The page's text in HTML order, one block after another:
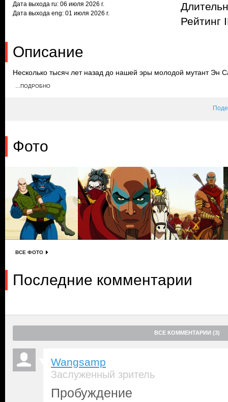
Дата выхода ru: 06 июля 2026 г.
Дата выхода eng: 01 июля 2026 г.
Рейтинг
Описание
Несколько тысяч лет назад до нашей эры молодой мутант Эн
фараона. Магнето пытается передать ему идеи Ксавье,
…ПОДРОБНО
Фото
ВСЕ ФОТО
Последние комментарии
ВСЕ КОММЕНТАРИИ (3)
Wangsamp
Заслуженный зритель
Пробуждение